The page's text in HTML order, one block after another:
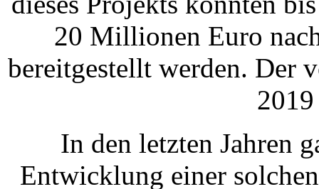
20 Millionen Euro
bereitgestellt werden. Der
In den letzten Jahren
Entwicklung einer